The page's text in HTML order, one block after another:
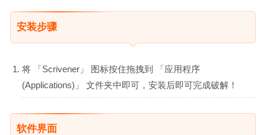
安装步骤
将 「Scrivener」 图标按住拖拽到 「应用程序
(Applications)」 文件夹中即可，安装后即可完成破解！
软件界面